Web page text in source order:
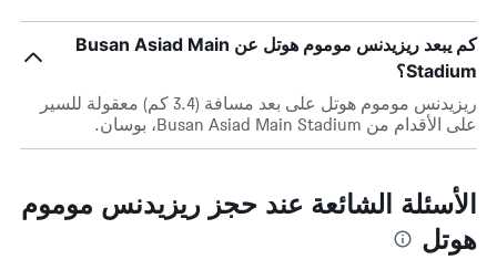
كم يبعد ريزيدنس موموم هوتل عن Busan Asiad Main
Stadium؟
ريزيدنس موموم هوتل على بعد مسافة (3.4 كم) معقولة للسير
على الأقدام من Busan Asiad Main Stadium، بوسان.
الأسئلة الشائعة عند حجز ريزيدنس موموم
هوتل